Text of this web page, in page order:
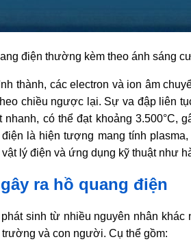
điện thường kèm theo ánh sáng
thành, các electron và ion âm
chiều ngược lại. Sự va đập liên
nhanh, có thể đạt khoảng 3.500°C,
điện là hiện tượng mang tính
lý điện và ứng dụng kỹ thuật như
ra hồ quang điện
sinh từ nhiều nguyên nhân khác
và con người. Cụ thể gồm: